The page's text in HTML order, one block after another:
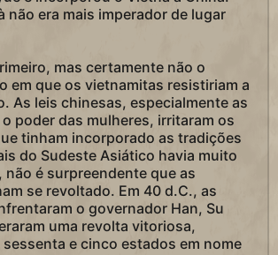
não era mais imperador de lugar
mas certamente não o
em que os vietnamitas resistiriam a
As leis chinesas, especialmente as
poder das mulheres, irritaram os
tinham incorporado as tradições
do Sudeste Asiático havia muito
não é surpreendente que as
se revoltado. Em 40 d.C., as
o governador Han, Su
uma revolta vitoriosa,
e cinco estados em nome